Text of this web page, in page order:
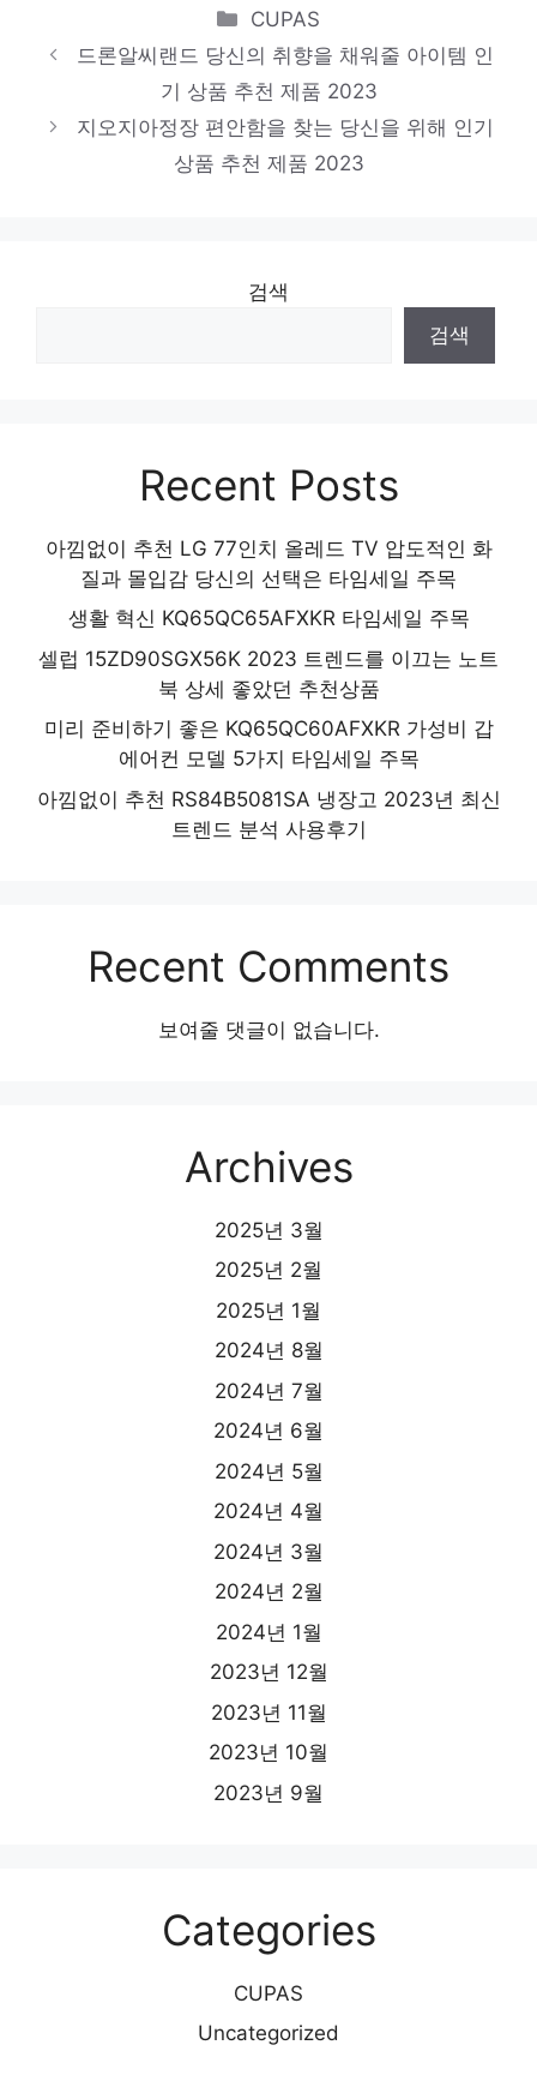
Categories
CUPAS
드론알씨랜드 당신의 취향을 채워줄 아이템 인
기 상품 추천 제품 2023
지오지아정장 편안함을 찾는 당신을 위해 인기
상품 추천 제품 2023
검색
검색
Recent Posts
아낌없이 추천 LG 77인치 올레드 TV 압도적인 화
질과 몰입감 당신의 선택은 타임세일 주목
생활 혁신 KQ65QC65AFXKR 타임세일 주목
셀럽 15ZD90SGX56K 2023 트렌드를 이끄는 노트
북 상세 좋았던 추천상품
미리 준비하기 좋은 KQ65QC60AFXKR 가성비 갑
에어컨 모델 5가지 타임세일 주목
아낌없이 추천 RS84B5081SA 냉장고 2023년 최신
트렌드 분석 사용후기
Recent Comments
보여줄 댓글이 없습니다.
Archives
2025년 3월
2025년 2월
2025년 1월
2024년 8월
2024년 7월
2024년 6월
2024년 5월
2024년 4월
2024년 3월
2024년 2월
2024년 1월
2023년 12월
2023년 11월
2023년 10월
2023년 9월
Categories
CUPAS
Uncategorized